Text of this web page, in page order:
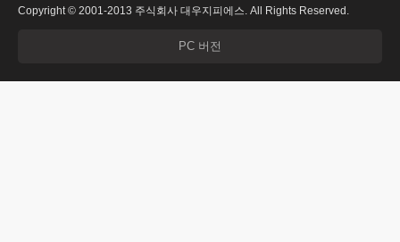
Copyright © 2001-2013 주식회사 대우지피에스. All Rights Reserved.
PC 버전